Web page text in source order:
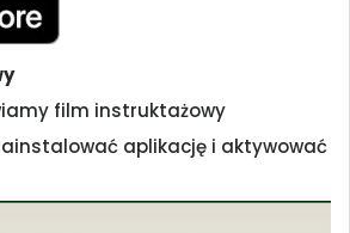
film instruktażowy
aplikację i aktywować